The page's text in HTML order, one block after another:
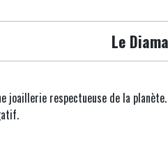
Le
joaillerie respectueuse de la